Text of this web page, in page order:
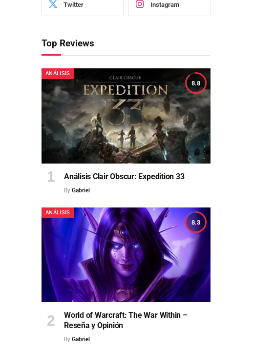
Twitter Instagram
Top Reviews
8.8
ANÁLISIS
Análisis Clair Obscur: Expedition 33
By Gabriel
8.3
ANÁLISIS
World of Warcraft: The War Within –
Reseña y Opinión
By Gabriel